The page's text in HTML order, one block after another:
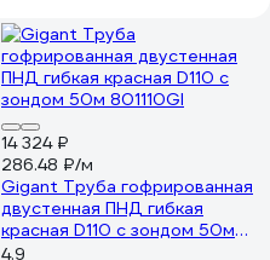
14 324 ₽
286.48 ₽/м
Gigant Труба гофрированная
двустенная ПНД гибкая
красная D110 с зондом 50м
801110GI
4.9